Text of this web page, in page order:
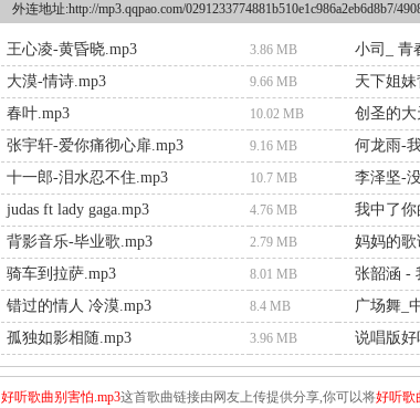
外连地址:http://mp3.qqpao.com/0291233774881b510e1c986a2eb6d8b7/
王心凌-黄昏晓.mp3 3.86 MB 小司_ 青
大漠-情诗.mp3 9.66 MB 天下姐
春叶.mp3 10.02 MB 创圣的大
张宇轩-爱你痛彻心扉.mp3 9.16 MB 何龙雨-
十一郎-泪水忍不住.mp3 10.7 MB 李泽坚-
judas ft lady gaga.mp3 4.76 MB 我中了你
背影音乐-毕业歌.mp3 2.79 MB 妈妈的歌
骑车到拉萨.mp3 8.01 MB 张韶涵 -
错过的情人 冷漠.mp3 8.4 MB 广场舞_
孤独如影相随.mp3 3.96 MB 说唱版好
好听歌曲别害怕.mp3这首歌曲链接由网友上传提供分享,你可以将好听歌